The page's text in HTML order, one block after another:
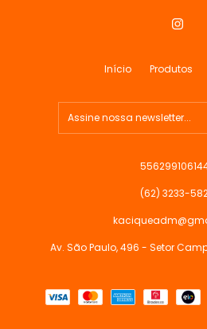
Início Produtos
(62) 3233-
Av. São Paulo, 496 - Setor